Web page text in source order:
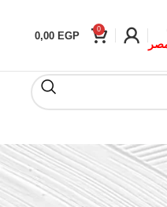
0
0,00 EGP